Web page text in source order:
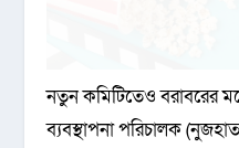
নতুন কমিটিতেও বরাবরের
ব্যবস্থাপনা পরিচালক